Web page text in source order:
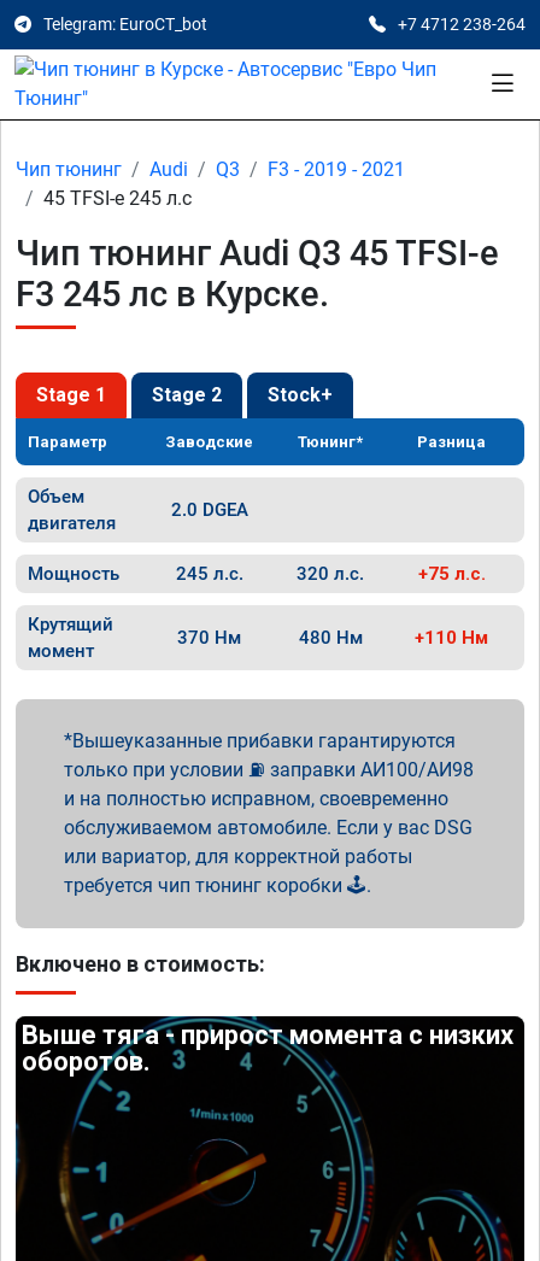
Telegram: EuroCT_bot +7 4712 238-264
Чип тюнинг Audi Q3
F3 - 2019 - 2021
45 TFSI-e 245 л.с
Чип тюнинг Audi Q3 45 TFSI-e
F3 245 лс в Курске.
Stage 1 Stage 2 Stock+
Параметр Заводские Тюнинг* Разница
Объем
двигателя
2.0 DGEA
Мощность 245 л.с. 320 л.с. +75 л.с.
Крутящий
момент
370 Нм 480 Нм +110 Нм
Вышеуказанные прибавки гарантируются
только при условии ⛽ заправки АИ100/АИ98
и на полностью исправном, своевременно
обслуживаемом автомобиле. Если у вас DSG
или вариатор, для корректной работы
требуется чип тюнинг коробки 🕹️.
Включено в стоимость:
Выше тяга - прирост момента с низких
оборотов.